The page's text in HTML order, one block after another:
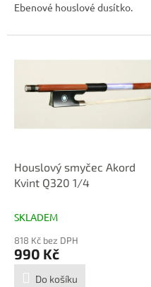
Ebenové houslové dusítko.
Houslový smyčec Akord
Kvint Q320 1/4
SKLADEM
818 Kč bez DPH
990 Kč
Do košíku